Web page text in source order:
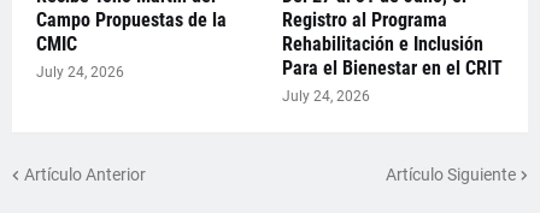
Campo Propuestas de la
CMIC
July 24, 2026
Registro al Programa
Rehabilitación e Inclusión
Para el Bienestar en el CRIT
July 24, 2026
Artículo Anterior Artículo Siguiente